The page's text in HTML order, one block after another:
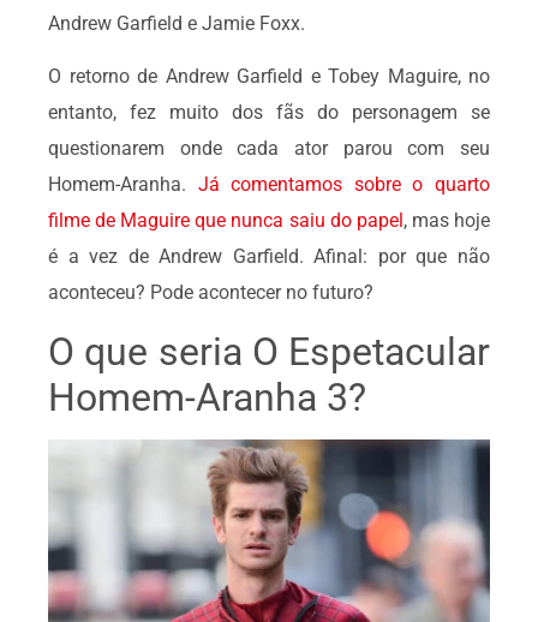
Andrew Garfield e Jamie Foxx.
O retorno de Andrew Garfield e Tobey Maguire, no
entanto, fez muito dos fãs do personagem se
questionarem onde cada ator parou com seu
Homem-Aranha. Já comentamos sobre o quarto
filme de Maguire que nunca saiu do papel , mas hoje
é a vez de Andrew Garfield. Afinal: por que não
aconteceu? Pode acontecer no futuro?
O que seria O Espetacular
Homem-Aranha 3?